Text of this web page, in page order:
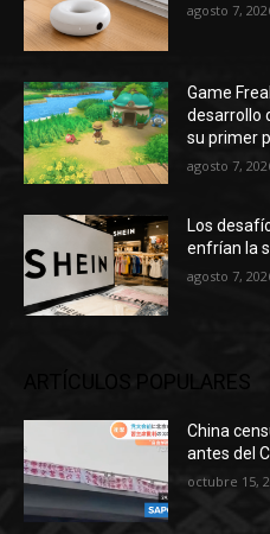
agosto 7,
Game
desarrollo
su primer
agosto 7,
Los
enfrían la
agosto 7,
ARTÍCULOS POPULARES
China
antes del
octubre 15,